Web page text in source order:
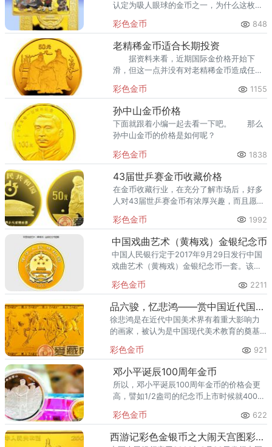
认定为吸人眼球的金币之一，为什么这枚金
彩色金币 848
老精稀金币适合长期投资
据资料来看，近期国际金价格开始下
滑，但这一点并没有对老精稀金币造成任何
彩色金币 1155
孙中山金币价格
下面就跟着小编一起去看一下吧。 那么
孙中山金币的价格是如何呢？
彩色金币 1838
43届世乒赛金币收藏价格
在金币收藏行业，在充分了解市场后，好多
人对43届世乒赛金币有浓厚兴趣，而且愿意
觉，因此为了减少风险，愿意更多了解目前
价位走向。
彩色金币 1992
中国戏曲艺术（黄梅戏）金银纪念币
中国人民银行定于2017年9月29日发行中国
戏曲艺术（黄梅戏）金银纪念币一套。该套
念币3枚，均为中华人民共和国法定货币。
彩色金币 2211
品六骏，忆悲鸿——赏中国近代国画大师（徐悲鸿）5盎司长方形金
徐悲鸿是在近代中国美术界有着重大影响力
的画家，被认为是中国现代美术教育的奠基
彩色金币 921
邓小平诞辰100周年金币
所以，邓小平诞辰100周年金币的价格会更
高，譬如1/2盎司的纪念币上市时候就4000
彩色金币 622
西游记彩色金银币之大闹天宫图彩色金币